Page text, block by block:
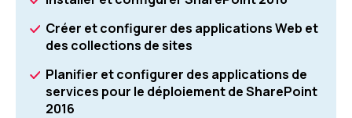
Créer et configurer des applications Web et
des collections de sites
Planifier et configurer des applications de
services pour le déploiement de SharePoint
2016